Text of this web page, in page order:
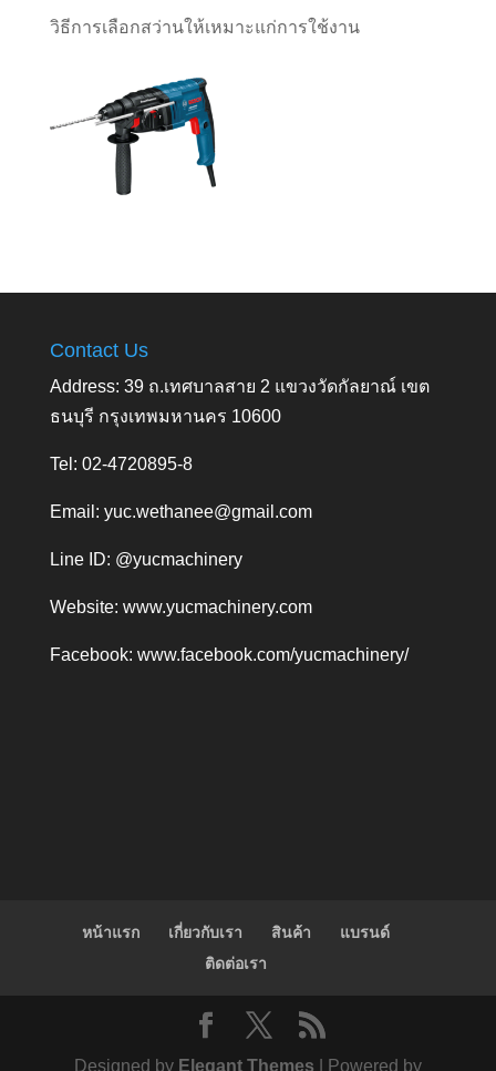
วิธีการเลือกสว่านให้เหมาะแก่การใช้งาน
Contact Us
Address: 39 ถ.เทศบาลสาย 2 แขวงวัดกัลยาณ์ เขต
ธนบุรี กรุงเทพมหานคร 10600
Tel: 02-4720895-8
Email: yuc.wethanee@gmail.com
Line ID: @yucmachinery
Website: www.yucmachinery.com
Facebook: www.facebook.com/yucmachinery/
หน้าแรก เกี่ยวกับเรา สินค้า
แบรนด์
ติดต่อเรา
Designed by Elegant Themes | Powered by